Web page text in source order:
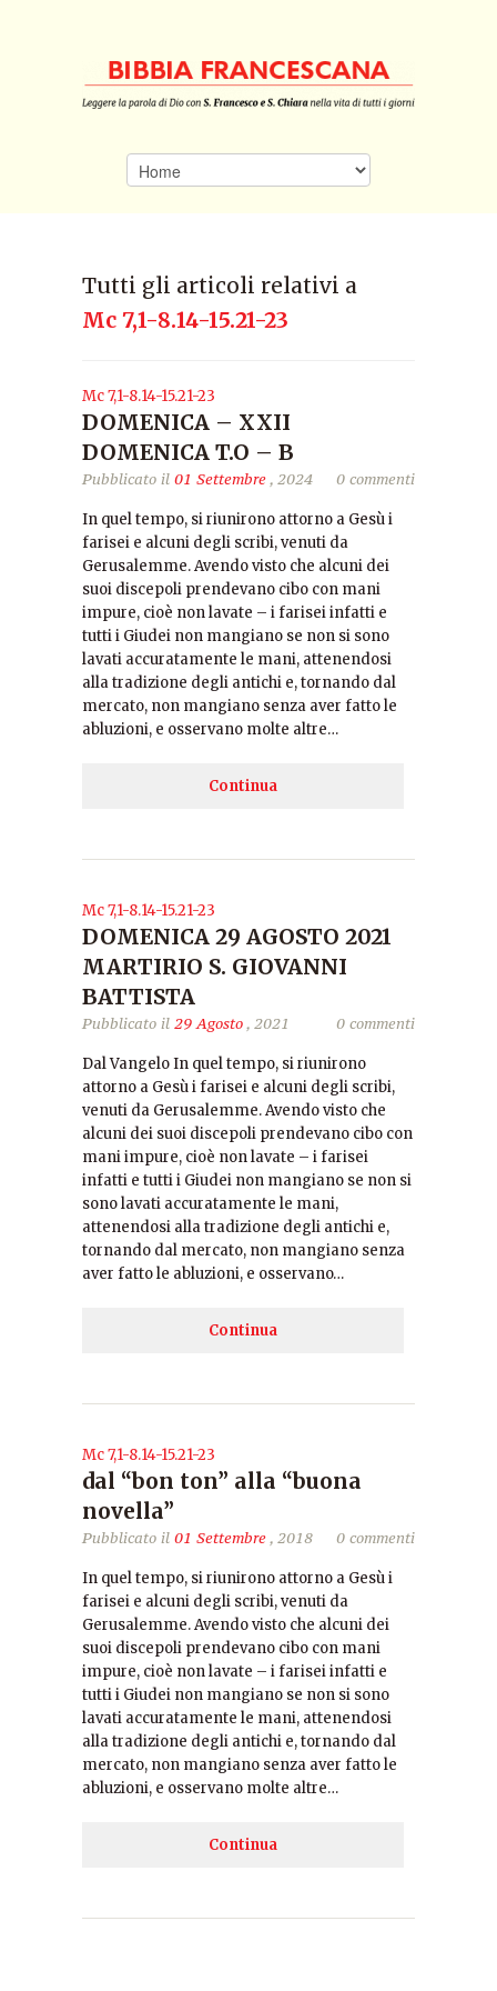
Tutti gli articoli relativi a
Mc 7,1-8.14-15.21-23
Mc 7,1-8.14-15.21-23
DOMENICA – XXII
DOMENICA T.O – B
Pubblicato il 01 Settembre, 2024 0 commenti
In quel tempo, si riunirono attorno a Gesù i
farisei e al­cuni degli scribi, venuti da
Gerusalemme. Avendo visto che alcuni dei
suoi discepoli prendevano cibo con mani
impure, cioè non lavate – i farisei infatti e
tutti i Giudei non mangiano se non si sono
lavati accuratamente le mani, attenendosi
alla tradizione degli antichi e, tornan­do dal
mercato, non mangiano senza aver fatto le
ablu­zioni, e osservano molte altre…
Continua
Mc 7,1-8.14-15.21-23
DOMENICA 29 AGOSTO 2021
MARTIRIO S. GIOVANNI
BATTISTA
Pubblicato il 29 Agosto, 2021 0 commenti
Dal Vangelo In quel tempo, si riunirono
attorno a Gesù i farisei e alcuni degli scribi,
venuti da Gerusalemme. Avendo visto che
alcuni dei suoi discepoli prendevano cibo con
mani impure, cioè non lavate – i farisei
infatti e tutti i Giudei non mangiano se non si
sono lavati accuratamente le mani,
attenendosi alla tradizione degli antichi e,
tornando dal mercato, non mangiano senza
aver fatto le abluzioni, e osservano…
Continua
Mc 7,1-8.14-15.21-23
dal “bon ton” alla “buona
novella”
Pubblicato il 01 Settembre, 2018 0 commenti
In quel tempo, si riunirono attorno a Gesù i
farisei e alcuni degli scribi, venuti da
Gerusalemme. Avendo visto che alcuni dei
suoi discepoli prendevano cibo con mani
impure, cioè non lavate – i farisei infatti e
tutti i Giudei non mangiano se non si sono
lavati accuratamente le mani, attenendosi
alla tradizione degli antichi e, tornando dal
mercato, non mangiano senza aver fatto le
abluzioni, e osservano molte altre…
Continua